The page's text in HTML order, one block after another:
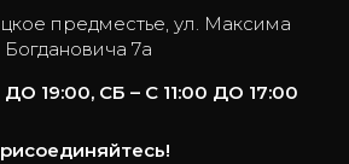
предместье, ул. Максима
Богдановича 7а
ДО 19:00, СБ – С 11:00 ДО 17:00